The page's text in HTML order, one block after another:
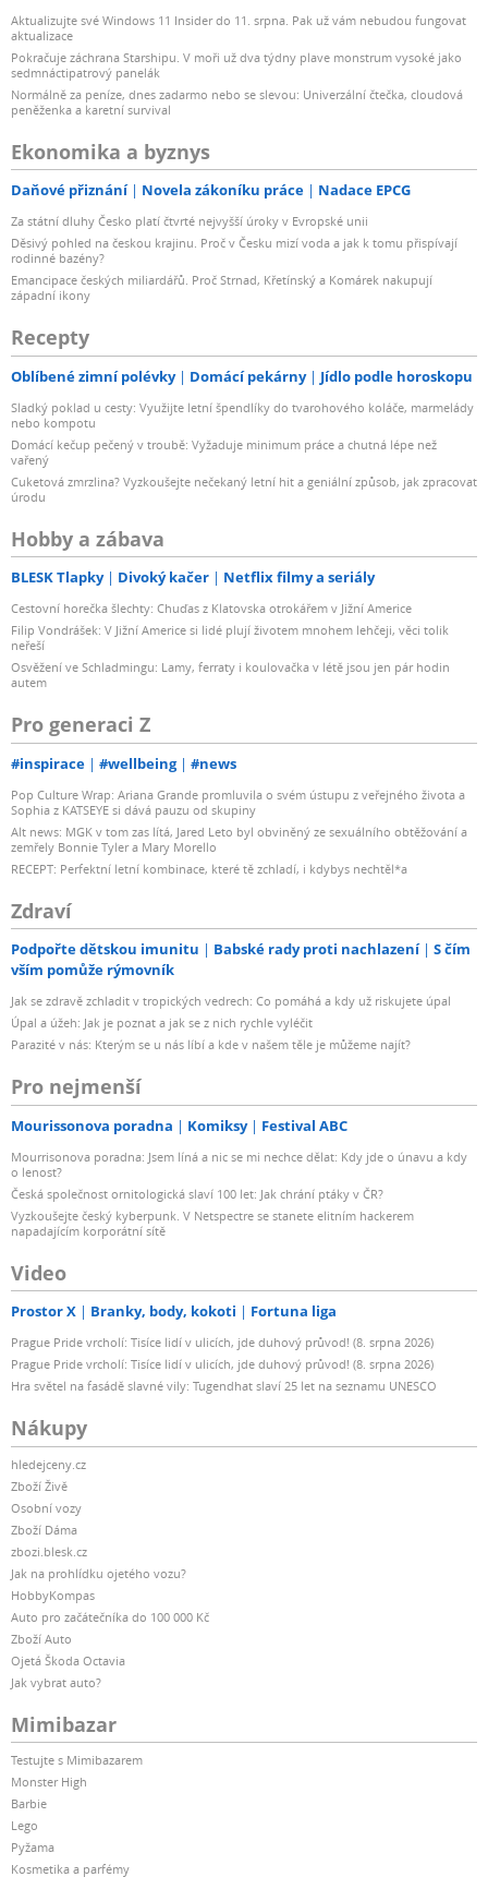
Aktualizujte své Windows 11 Insider do 11. srpna. Pak už vám nebudou fungovat
aktualizace
Pokračuje záchrana Starshipu. V moři už dva týdny plave monstrum vysoké jako
sedmnáctipatrový panelák
Normálně za peníze, dnes zadarmo nebo se slevou: Univerzální čtečka, cloudová
peněženka a karetní survival
Ekonomika a byznys
Daňové přiznání Novela zákoníku práce Nadace EPCG
Za státní dluhy Česko platí čtvrté nejvyšší úroky v Evropské unii
Děsivý pohled na českou krajinu. Proč v Česku mizí voda a jak k tomu přispívají
rodinné bazény?
Emancipace českých miliardářů. Proč Strnad, Křetínský a Komárek nakupují
západní ikony
Recepty
Oblíbené zimní polévky Domácí pekárny Jídlo podle horoskopu
Sladký poklad u cesty: Využijte letní špendlíky do tvarohového koláče, marmelády
nebo kompotu
Domácí kečup pečený v troubě: Vyžaduje minimum práce a chutná lépe než
vařený
Cuketová zmrzlina? Vyzkoušejte nečekaný letní hit a geniální způsob, jak zpracovat
úrodu
Hobby a zábava
BLESK Tlapky Divoký kačer Netflix filmy a seriály
Cestovní horečka šlechty: Chuďas z Klatovska otrokářem v Jižní Americe
Filip Vondrášek: V Jižní Americe si lidé plují životem mnohem lehčeji, věci tolik
neřeší
Osvěžení ve Schladmingu: Lamy, ferraty i koulovačka v létě jsou jen pár hodin
autem
Pro generaci Z
#inspirace #wellbeing #news
Pop Culture Wrap: Ariana Grande promluvila o svém ústupu z veřejného života a
Sophia z KATSEYE si dává pauzu od skupiny
Alt news: MGK v tom zas lítá, Jared Leto byl obviněný ze sexuálního obtěžování a
zemřely Bonnie Tyler a Mary Morello
RECEPT: Perfektní letní kombinace, které tě zchladí, i kdybys nechtěl*a
Zdraví
Podpořte dětskou imunitu Babské rady proti nachlazení
S čím
vším pomůže rýmovník
Jak se zdravě zchladit v tropických vedrech: Co pomáhá a kdy už riskujete úpal
Úpal a úžeh: Jak je poznat a jak se z nich rychle vyléčit
Parazité v nás: Kterým se u nás líbí a kde v našem těle je můžeme najít?
Pro nejmenší
Mourissonova poradna Komiksy Festival ABC
Mourrisonova poradna: Jsem líná a nic se mi nechce dělat: Kdy jde o únavu a kdy
o lenost?
Česká společnost ornitologická slaví 100 let: Jak chrání ptáky v ČR?
Vyzkoušejte český kyberpunk. V Netspectre se stanete elitním hackerem
napadajícím korporátní sítě
Video
Prostor X Branky, body, kokoti Fortuna liga
Prague Pride vrcholí: Tisíce lidí v ulicích, jde duhový průvod! (8. srpna 2026)
Prague Pride vrcholí: Tisíce lidí v ulicích, jde duhový průvod! (8. srpna 2026)
Hra světel na fasádě slavné vily: Tugendhat slaví 25 let na seznamu UNESCO
Nákupy
hledejceny.cz
Zboží Živě
Osobní vozy
Zboží Dáma
zbozi.blesk.cz
Jak na prohlídku ojetého vozu?
HobbyKompas
Auto pro začátečníka do 100 000 Kč
Zboží Auto
Ojetá Škoda Octavia
Jak vybrat auto?
Mimibazar
Testujte s Mimibazarem
Monster High
Barbie
Lego
Pyžama
Kosmetika a parfémy